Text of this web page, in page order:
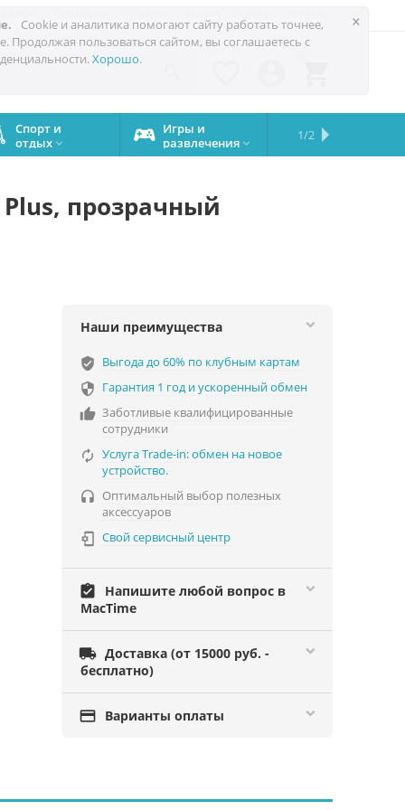
×
Cookie и аналитика помогают сайту работать точнее,
Продолжая пользоваться сайтом, вы соглашаетесь с
Хорошо.
Спорт и
отдых 
Игры и
развлечения 
Сервисный
центр
Сравните
iPhone
Подарки
на все
случаи
Запчасти
Бренды
1/2
прозрачный
Наши преимущества
verified_user Выгода до 60% по клубным картам
 Гарантия 1 год и ускоренный обмен
 Заботливые квалифицированные
сотрудники
 Услуга Trade-in: обмен на новое
устройство.
 Оптимальный выбор полезных
аксессуаров
 Свой сервисный центр
assignment_turned_in
Напишите любой вопрос в
MacTime
 Доставка (от 15000 руб. -
бесплатно)
 Варианты оплаты